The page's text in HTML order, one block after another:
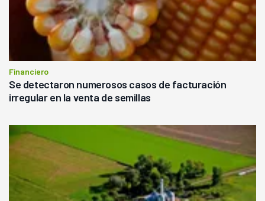
Financiero
Se detectaron numerosos casos de facturación
irregular en la venta de semillas